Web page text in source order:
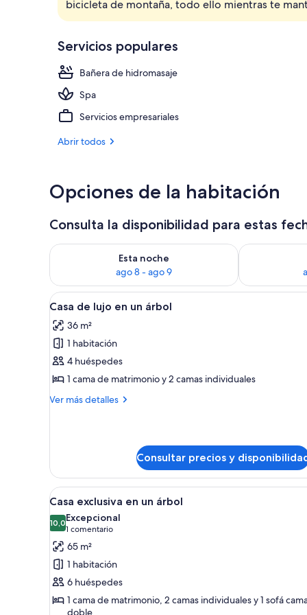
bicicleta de montaña, todo ello mientras te
Servicios populares
Bañera de hidromasaje
Spa
Servicios empresariales
Abrir todos
Opciones de la habitación
Consulta la disponibilidad para estas
Esta noche
ago 8 - ago 9
Consulta la disponibilidad para esta noche, ago 8 -
Consulta la
Abrir
todas
las
fotos
de
Casa
de
Un dormitorio de cabaña de
5
Casa de lujo en un árbol
36 m²
1 habitación
4 huéspedes
1 cama de matrimonio y 2 camas individuales
Ver más detalles
Más
en
un
árbol
Consultar precios y
Abrir
todas
las
fotos
de
Casa
exclusiva
en
Interior de una cabaña de
7
Casa exclusiva en un árbol
10,010,0 de 10
Excepcional
1 comentario
(1 comentario)
65 m²
1 habitación
6 huéspedes
1 cama de matrimonio, 2 camas individuales y 1 sofá
doble